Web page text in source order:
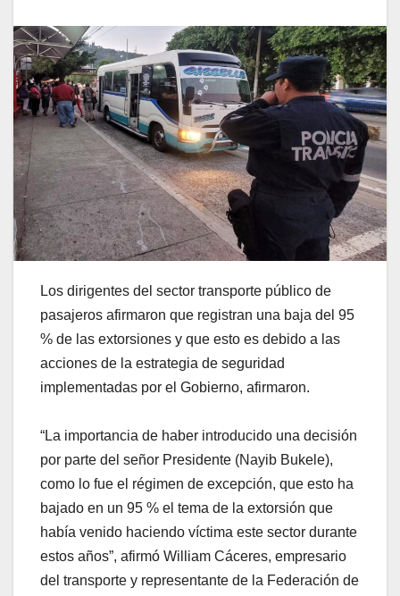
Los dirigentes del sector transporte público de
pasajeros afirmaron que registran una baja del 95
% de las extorsiones y que esto es debido a las
acciones de la estrategia de seguridad
implementadas por el Gobierno, afirmaron.
“La importancia de haber introducido una decisión
por parte del señor Presidente (Nayib Bukele),
como lo fue el régimen de excepción, que esto ha
bajado en un 95 % el tema de la extorsión que
había venido haciendo víctima este sector durante
estos años”, afirmó William Cáceres, empresario
del transporte y representante de la Federación de